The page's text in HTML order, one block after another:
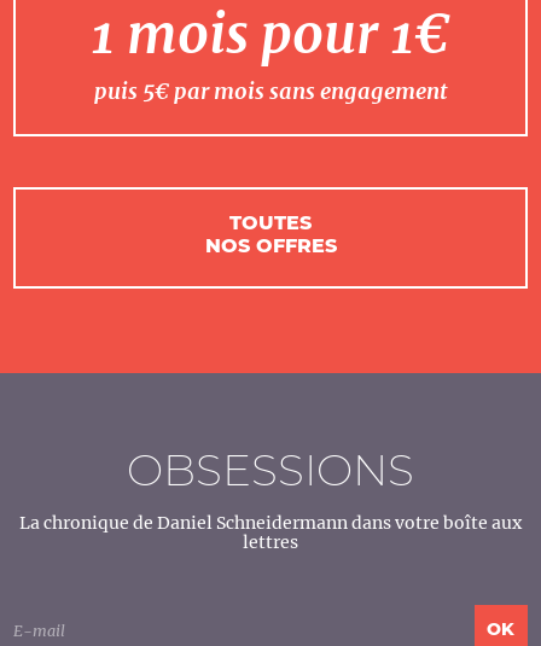
1 mois pour 1€
puis 5€ par mois sans engagement
TOUTES
NOS OFFRES
OBSESSIONS
La chronique de Daniel Schneidermann dans votre boîte aux
lettres